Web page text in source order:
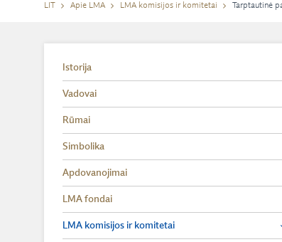
LIT Apie LMA LMA komisijos ir komitetai Tarptautinė
Istorija
Vadovai
Rūmai
Simbolika
Apdovanojimai
LMA fondai
LMA komisijos ir komitetai